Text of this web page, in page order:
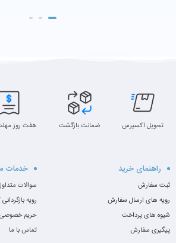
تحویل اکسپرس ضمانت بازگشت هفت روز
راهنمای خرید
ثبت سفارش
رویه های ارسال سفارش
شیوه های پرداخت
پیگیری سفارش
خدمات
سوالات
رویه بازگردانی
حریم خصوصی
تماس با ما